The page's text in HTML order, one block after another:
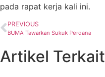
pada rapat kerja kali ini.
PREVIOUS
BUMA Tawarkan Sukuk Perdana
Artikel Terkait